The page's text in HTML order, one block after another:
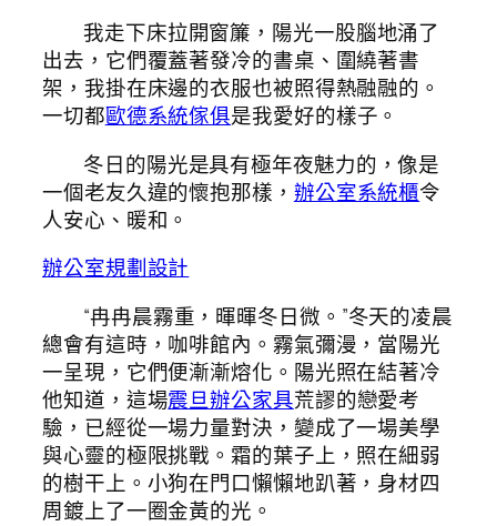
我走下床拉開窗簾，陽光一股腦地涌了
出去，它們覆蓋著發冷的書桌、圍繞著書
架，我掛在床邊的衣服也被照得熱融融的。
一切都歐德系統傢俱是我愛好的樣子。
冬日的陽光是具有極年夜魅力的，像是
一個老友久違的懷抱那樣， 辦公室系統櫃令
人安心、暖和。
辦公室規劃設計
“冉冉晨霧重，暉暉冬日微。”冬天的凌晨
總會有這時，咖啡館內。霧氣彌漫，當陽光
一呈現，它們便漸漸熔化。陽光照在結著冷
他知道，這場震旦辦公家具荒謬的戀愛考
驗，已經從一場力量對決，變成了一場美學
與心靈的極限挑戰。霜的葉子上，照在細弱
的樹干上。小狗在門口懶懶地趴著，身材四
周鍍上了一圈金黃的光。